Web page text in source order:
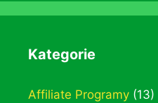
Kategorie
Affiliate Programy (13)